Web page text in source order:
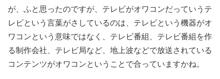
が、ふと思ったのですが、テレビがオワコンだっていうテ
レビという言葉がさしているのは、テレビという機器がオ
ワコンという意味ではなく、テレビ番組、テレビ番組を作
る制作会社、テレビ局など、地上波などで放送されている
コンテンツがオワコンということで合っていますかね。